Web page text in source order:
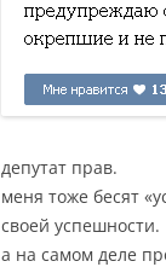
депутат прав.
меня тоже бесят
своей успешности.
а на самом деле